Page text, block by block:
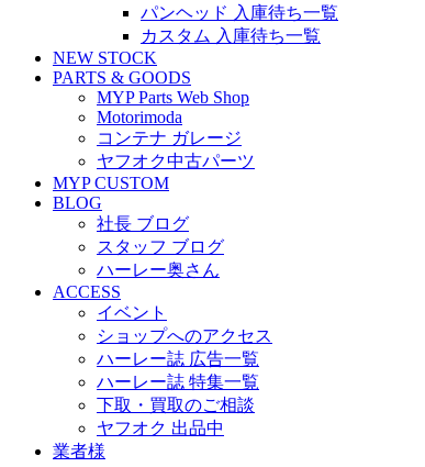
パンヘッド 入庫待ち一覧
カスタム 入庫待ち一覧
NEW STOCK
PARTS & GOODS
MYP Parts Web Shop
Motorimoda
コンテナ ガレージ
ヤフオク中古パーツ
MYP CUSTOM
BLOG
社長 ブログ
スタッフ ブログ
ハーレー奥さん
ACCESS
イベント
ショップへのアクセス
ハーレー誌 広告一覧
ハーレー誌 特集一覧
下取・買取のご相談
ヤフオク 出品中
業者様